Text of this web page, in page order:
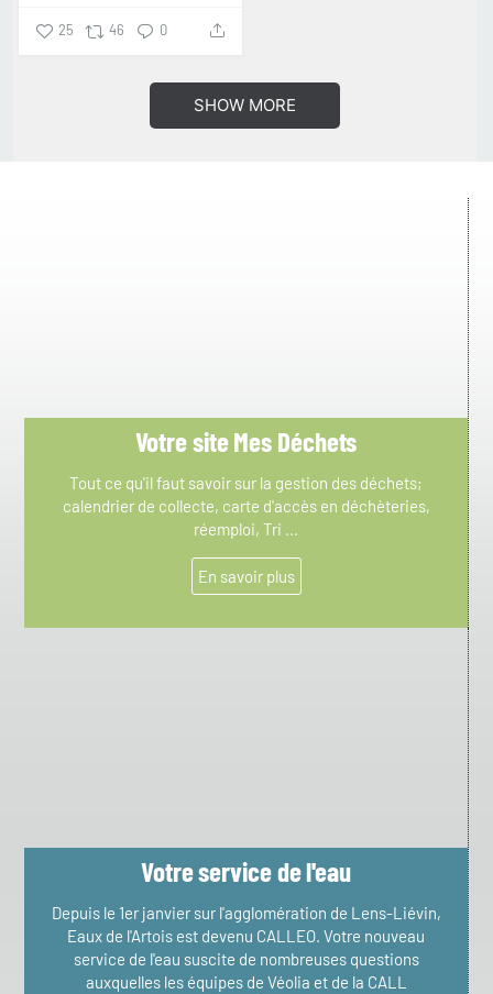
25 46 0
SHOW MORE
Votre site Mes Déchets​
Tout ce qu'il faut savoir sur la gestion des déchets;
calendrier de collecte, carte d'accès en déchèteries,
réemploi, Tri ...
En savoir plus
Votre service de l'eau
Depuis le 1er janvier sur l'agglomération de Lens-Liévin,
Eaux de l'Artois est devenu CALLEO. Votre nouveau
service de l'eau suscite de nombreuses questions
auxquelles les équipes de Véolia et de la CALL